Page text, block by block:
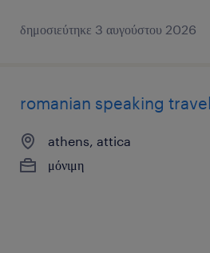
δημοσιεύτηκε 3 αυγούστου 2026
romanian speaking
athens, attica
μόνιμη